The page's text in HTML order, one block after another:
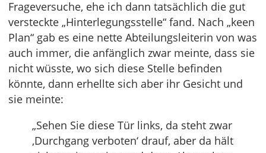
Frageversuche, ehe ich dann tatsächlich die gut
versteckte „Hinterlegungsstelle“ fand. Nach „keen
Plan“ gab es eine nette Abteilungsleiterin von was
auch immer, die anfänglich zwar meinte, dass sie
nicht wüsste, wo sich diese Stelle befinden
könnte, dann erhellte sich aber ihr Gesicht und
sie meinte:
„Sehen Sie diese Tür links, da steht zwar
‚Durchgang verboten‘ drauf, aber da hält